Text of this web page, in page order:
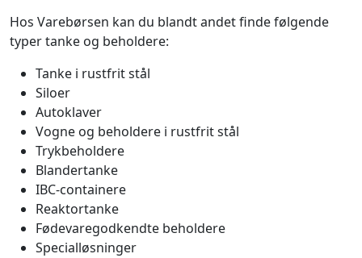
Hos Varebørsen kan du blandt andet finde følgende
typer tanke og beholdere:
Tanke i rustfrit stål
Siloer
Autoklaver
Vogne og beholdere i rustfrit stål
Trykbeholdere
Blandertanke
IBC-containere
Reaktortanke
Fødevaregodkendte beholdere
Specialløsninger